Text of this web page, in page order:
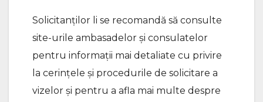
Solicitanţilor li se recomandă să consulte
site-urile ambasadelor şi consulatelor
pentru informaţii mai detaliate cu privire
la cerinţele şi procedurile de solicitare a
vizelor şi pentru a afla mai multe despre